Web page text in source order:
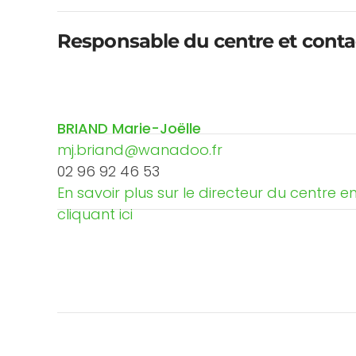
Responsable du centre et
BRIAND Marie-Joëlle
mj.briand@wanadoo.fr
02 96 92 46 53
En savoir plus sur le directeur du centre en
cliquant ici